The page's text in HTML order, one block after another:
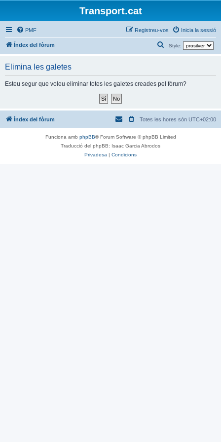
Transport.cat
PMF Inicia la sessió
Registreu-vos
Índex del fòrum Style:
e
Elimina les galetes
Esteu segur que voleu eliminar totes les galetes creades pel fòrum?
Índex del fòrum Totes les hores són UTC+02:00
Funciona amb phpBB® Forum Software © phpBB Limited
Traducció del phpBB: Isaac Garcia Abrodos
Privadesa | Condicions